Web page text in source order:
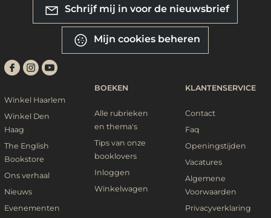
Schrijf mij in voor de nieuwsbrief
Mijn cookies beheren
Winkel Haarlem
Winkel Den
Haag
The English
Bookstore
Ons verhaal
Nieuws
Evenementen
BOEKEN
Alle rubrieken
en thema's
Tips van onze
booklovers
Inloggen
Winkelwagen
KLANTENSERVICE
Contact
Faq
Openingstijden
Vacatures
Algemene
Voorwaarden
Privacyverklaring